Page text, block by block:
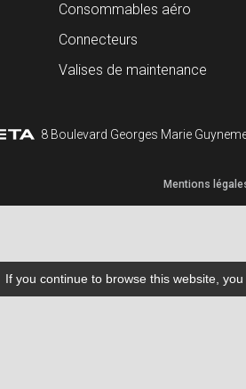
Consommables aéro
Connecteurs
Valises de maintenance
8 Boulevard Georges Marie
Mentions
If you continue to browse this website,